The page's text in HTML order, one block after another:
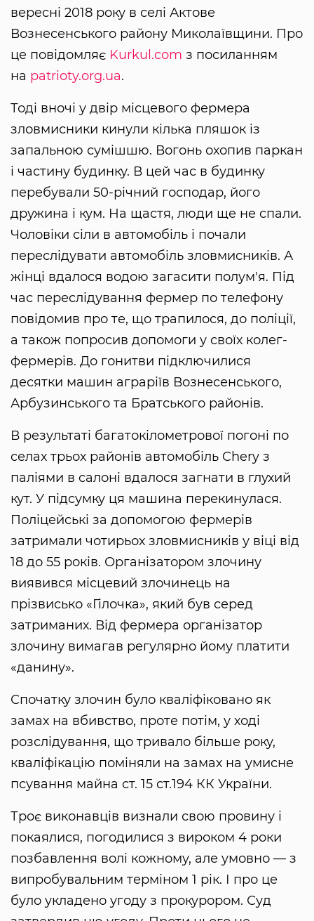
вересні 2018 року в селі Актове
Вознесенського району Миколаївщини. Про
це повідомляє Kurkul.com з посиланням
на patrioty.org.ua.
Тоді вночі у двір місцевого фермера
зловмисники кинули кілька пляшок із
запальною сумішшю. Вогонь охопив паркан
і частину будинку. В цей час в будинку
перебували 50-річний господар, його
дружина і кум. На щастя, люди ще не спали.
Чоловіки сіли в автомобіль і почали
переслідувати автомобіль зловмисників. А
жінці вдалося водою загасити полум'я. Під
час переслідування фермер по телефону
повідомив про те, що трапилося, до поліції,
а також попросив допомоги у своїх колег-
фермерів. До гонитви підключилися
десятки машин аграріїв Вознесенського,
Арбузинського та Братського районів.
В результаті багатокілометрової погоні по
селах трьох районів автомобіль Chery з
паліями в салоні вдалося загнати в глухий
кут. У підсумку ця машина перекинулася.
Поліцейські за допомогою фермерів
затримали чотирьох зловмисників у віці від
18 до 55 років. Організатором злочину
виявився місцевий злочинець на
прізвисько «Гілочка», який був серед
затриманих. Від фермера організатор
злочину вимагав регулярно йому платити
«данину».
Спочатку злочин було кваліфіковано як
замах на вбивство, проте потім, у ході
розслідування, що тривало більше року,
кваліфікацію поміняли на замах на умисне
псування майна ст. 15 ст.194 КК України.
Троє виконавців визнали свою провину і
покаялися, погодилися з вироком 4 роки
позбавлення волі кожному, але умовно — з
випробувальним терміном 1 рік. І про це
було укладено угоду з прокурором. Суд